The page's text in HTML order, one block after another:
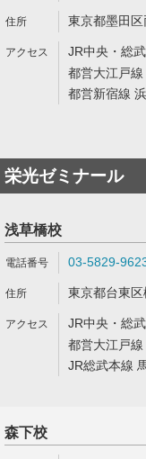
東京都墨田
JR中央・総
都営大江戸
都営新宿線
栄光ゼミナール
浅草橋校
03-5829-
東京都台東
JR中央・総
都営大江戸
JR総武本線
森下校